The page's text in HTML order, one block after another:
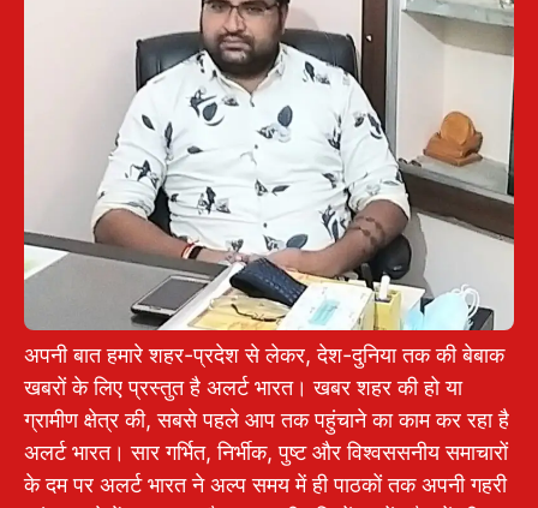
अपनी बात हमारे शहर-प्रदेश से लेकर, देश-दुनिया तक की बेबाक
खबरों के लिए प्रस्तुत है अलर्ट भारत। खबर शहर की हो या
ग्रामीण क्षेत्र की, सबसे पहले आप तक पहुंचाने का काम कर रहा है
अलर्ट भारत। सार गर्भित, निर्भीक, पुष्ट और विश्वससनीय समाचारों
के दम पर अलर्ट भारत ने अल्प समय में ही पाठकों तक अपनी गहरी